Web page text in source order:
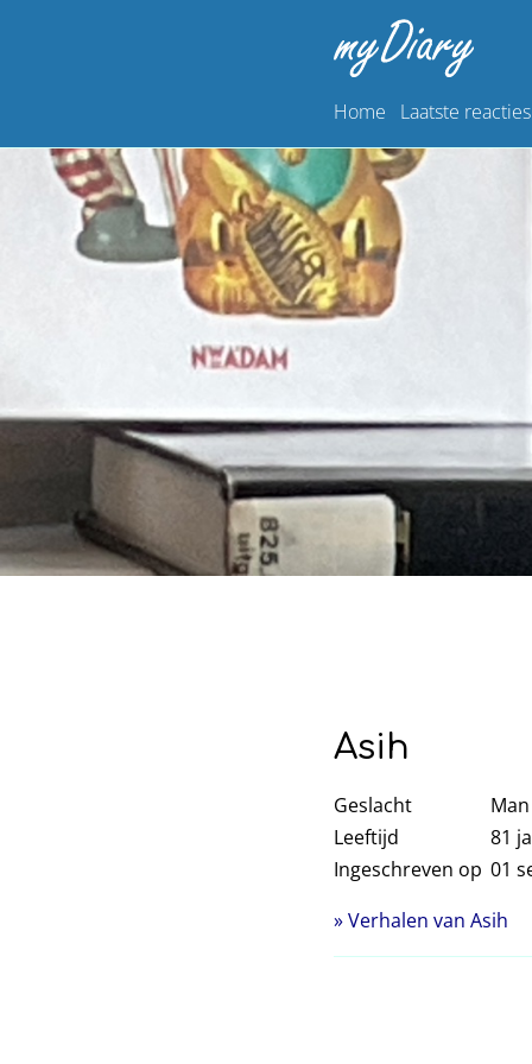
Home Laatste reacties
Asih
Geslacht
Man
Leeftijd
81
Ingeschreven op 01
» Verhalen van Asih